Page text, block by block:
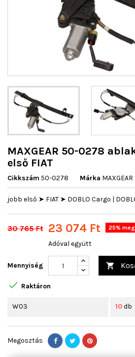
MAXGEAR 50-0278
első FIAT
Cikkszám 50-0278 Márka MAXGEAR
jobb első ➤ FIAT ➤ DOBLO Cargo |
30 765 Ft 23 074 Ft 25%
Adóval együtt
Mennyiség 
 Raktáron
W03 10db
Megosztás